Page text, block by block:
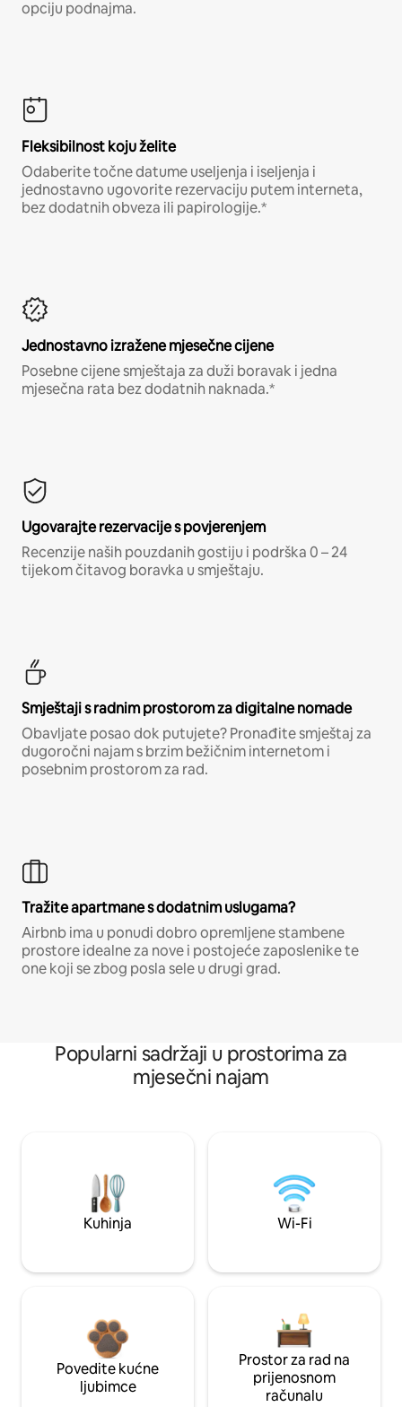
opciju podnajma.
Fleksibilnost koju želite
Odaberite točne datume useljenja i iseljenja i
jednostavno ugovorite rezervaciju putem interneta,
bez dodatnih obveza ili papirologije.*
Jednostavno izražene mjesečne cijene
Posebne cijene smještaja za duži boravak i jedna
mjesečna rata bez dodatnih naknada.*
Ugovarajte rezervacije s povjerenjem
Recenzije naših pouzdanih gostiju i podrška 0 – 24
tijekom čitavog boravka u smještaju.
Smještaji s radnim prostorom za digitalne nomade
Obavljate posao dok putujete? Pronađite smještaj za
dugoročni najam s brzim bežičnim internetom i
posebnim prostorom za rad.
Tražite apartmane s dodatnim uslugama?
Airbnb ima u ponudi dobro opremljene stambene
prostore idealne za nove i postojeće zaposlenike te
one koji se zbog posla sele u drugi grad.
Popularni sadržaji u prostorima za
mjesečni najam
Kuhinja Wi-Fi
Povedite kućne
ljubimce
Prostor za rad na
prijenosnom
računalu